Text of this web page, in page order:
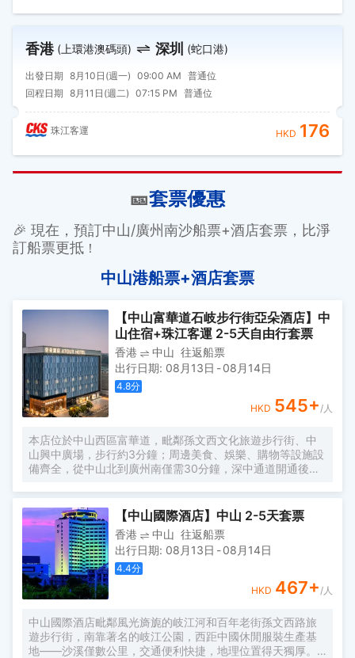
香港 (上環港澳碼頭) 深圳 (蛇口港)
出發日期 8月10日(週一) 09:00 AM 普通位
回程日期 8月11日(週二) 07:15 PM 普通位
珠江客運 HKD 176
🎫套票優惠
🎉 現在，預訂中山/廣州南沙船票+酒店套票，比淨
訂船票更抵 ！
中山港船票+酒店套票
【中山富華道石岐步行街亞朵酒店】中
山住宿+珠江客運 2-5天自由行套票
香港 中山 往返船票
出行日期: 08月13日 -08月14日
4.8分
HKD 545+ /人
本店位於中山西區富華道，毗鄰孫文西文化旅遊步行街、中
山興中廣場，步行約3分鐘；周邊美食、娛樂、購物等設施設
備齊全，從中山北到廣州南僅需30分鐘，深中通道開通後，
題的人文酒店，擁有多種温馨舒適的客房，房內配有普蘭特
系列定製床墊、中央空調、全套高端阿芙精油系列洗浴用
品、高速光纖、wifi等設施，酒店設有餐廳、健身房、多功能
會議廳、洗熨烘乾自助洗衣房及寬敞的閲讀會友書吧，為您
提供一個自在、放鬆、休憩、充電、會友的居停空間。同時
自然、靜謐、温暖、樸實的入住體驗與您隨行，是您商務及
旅遊出行的上佳選擇。
【中山國際酒店】中山 2-5天套票
香港 中山 往返船票
出行日期: 08月13日 -08月14日
4.4分
HKD 467+ /人
中山國際酒店毗鄰風光旖旎的岐江河和百年老街孫文西路旅
遊步行街，南靠著名的岐江公園，西距中國休閒服裝生產基
地——沙溪僅數公里，交通便利快捷，地理位置得天獨厚。